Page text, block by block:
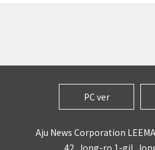
PC ver
Aju News Corporation